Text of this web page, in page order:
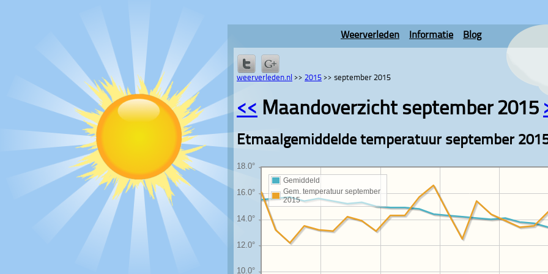
Weerverleden Informatie Blog
weerverleden.nl >> 2015 >> september 2015
<< Maandoverzicht september 2015
Etmaalgemiddelde temperatuur september
Gemiddeld
Gem. temperatuur september
2015